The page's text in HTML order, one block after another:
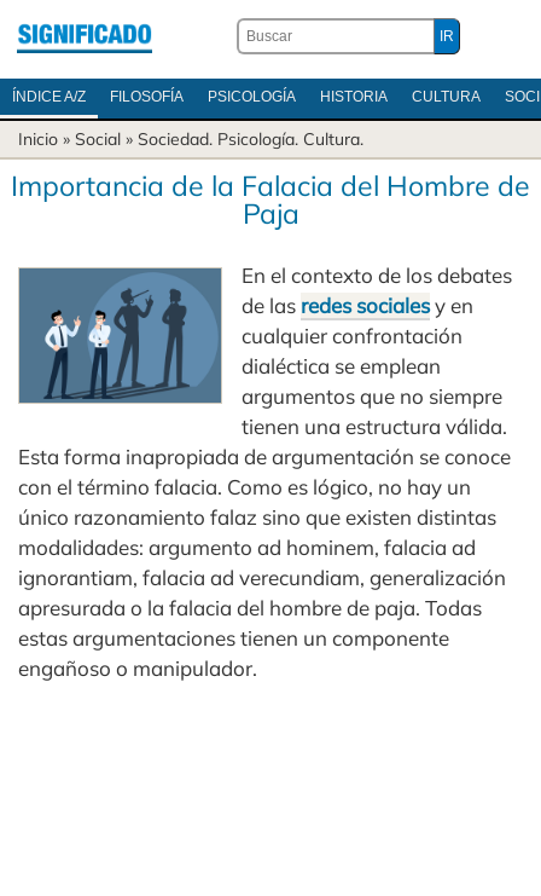
ÍNDICE A/Z FILOSOFÍA PSICOLOGÍA HISTORIA CULTURA
Inicio » Social » Sociedad. Psicología. Cultura.
Importancia de la Falacia del Hombre de
Paja
En el contexto de los debates
de las redes socialesy en
cualquier confrontación
dialéctica se emplean
argumentos que no siempre
tienen una estructura válida.
Esta forma inapropiada de argumentación se conoce
con el término falacia. Como es lógico, no hay un
único razonamiento falaz sino que existen distintas
modalidades: argumento ad hominem, falacia ad
ignorantiam, falacia ad verecundiam, generalización
apresurada o la falacia del hombre de paja. Todas
estas argumentaciones tienen un componente
engañoso o manipulador.